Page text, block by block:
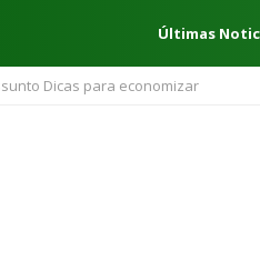
Últimas
Dicas para economizar